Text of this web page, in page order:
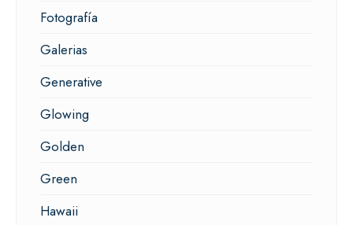
Fotografía
Galerias
Generative
Glowing
Golden
Green
Hawaii